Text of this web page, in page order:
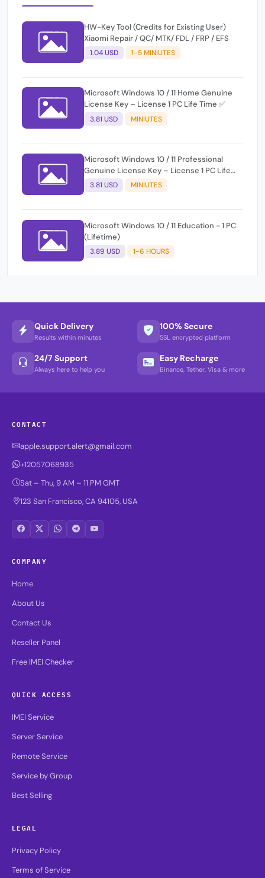
HW-Key Tool (Credits for Existing User)
Xiaomi Repair / QC/ MTK/ FDL / FRP / EFS
1.04 USD 1-5 MINIUTES
Microsoft Windows 10 / 11 Home Genuine
License Key – License 1 PC Life Time ✅
3.81 USD MINIUTES
Microsoft Windows 10 / 11 Professional
Genuine License Key – License 1 PC Life
Time ✅
3.81 USD MINIUTES
Microsoft Windows 10 / 11 Education - 1 PC
(Lifetime)
3.89 USD 1-6 HOURS
Quick Delivery
Results within minutes
100% Secure
SSL encrypted platform
24/7 Support
Always here to help you
Easy Recharge
Binance, Tether, Visa & more
CONTACT
apple.support.alert@gmail.com
+12057068935
Sat – Thu, 9 AM – 11 PM GMT
123 San Francisco, CA 94105, USA
COMPANY
Home
About Us
Contact Us
Reseller Panel
Free IMEI Checker
QUICK ACCESS
IMEI Service
Server Service
Remote Service
Service by Group
Best Selling
LEGAL
Privacy Policy
Terms of Service